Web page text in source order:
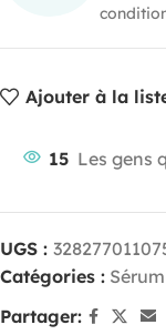
Ajouter à la
15 Les gens
UGS :
Catégories :
Partager: